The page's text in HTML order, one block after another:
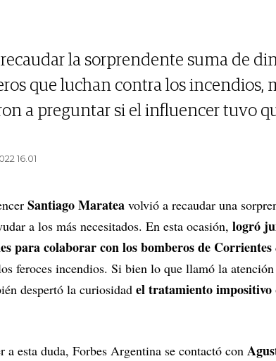
la sorprendente suma de
que luchan contra los incendios,
a preguntar si el influencer tuvo
16.01
Santiago Maratea volvió a recaudar una
a los más necesitados. En esta ocasión, logró
para colaborar con los bomberos de Corrientes
feroces incendios. Si bien lo que llamó la
despertó la curiosidad el tratamiento impositivo
a esta duda, Forbes Argentina se contactó con